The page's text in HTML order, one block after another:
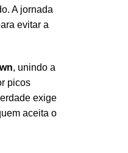
A jornada
evitar a
, unindo a
picos
exige
aceita o